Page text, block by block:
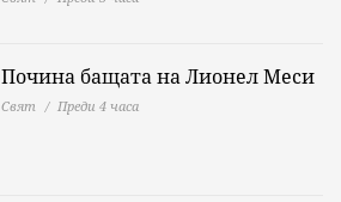
Почина бащата на Лионел Меси
Свят Преди 4 часа